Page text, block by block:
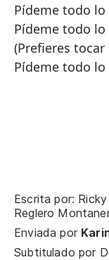
Pídeme todo
Pídeme todo
(Prefieres
Pídeme todo
Escrita por:
Reglero
Enviada por
Subtitulado por